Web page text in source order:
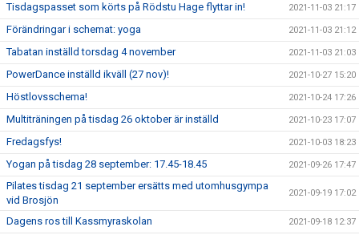
Tisdagspasset som körts på Rödstu Hage flyttar in! 2021-11-03 21:17
Förändringar i schemat: yoga 2021-11-03 21:12
Tabatan inställd torsdag 4 november 2021-11-03 21:03
PowerDance inställd ikväll (27 nov)! 2021-10-27 15:20
Höstlovsschema! 2021-10-24 17:26
Multiträningen på tisdag 26 oktober är inställd 2021-10-23 17:07
Fredagsfys! 2021-10-03 18:23
Yogan på tisdag 28 september: 17.45-18.45 2021-09-26 17:47
Pilates tisdag 21 september ersätts med utomhusgympa
vid Brosjön
2021-09-19 17:02
Dagens ros till Kassmyraskolan 2021-09-18 12:37